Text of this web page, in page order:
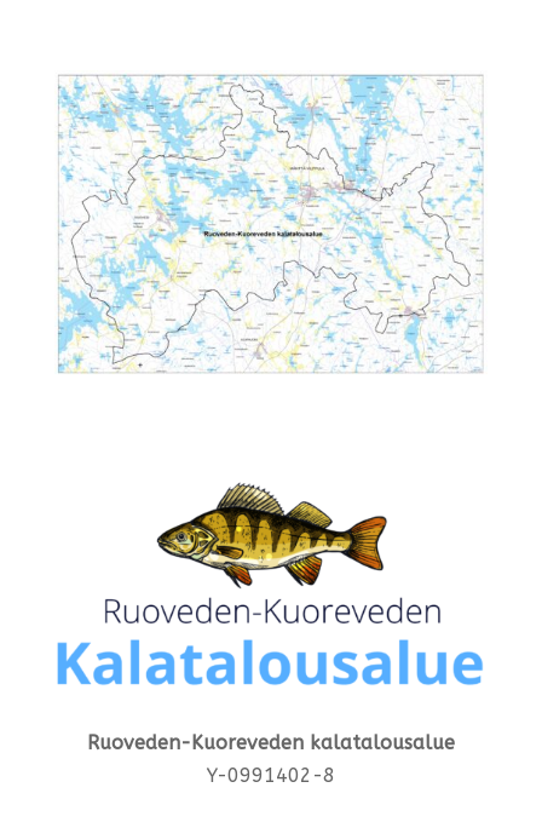
Ruoveden-Kuoreveden kalatalousalue
Y-0991402-8